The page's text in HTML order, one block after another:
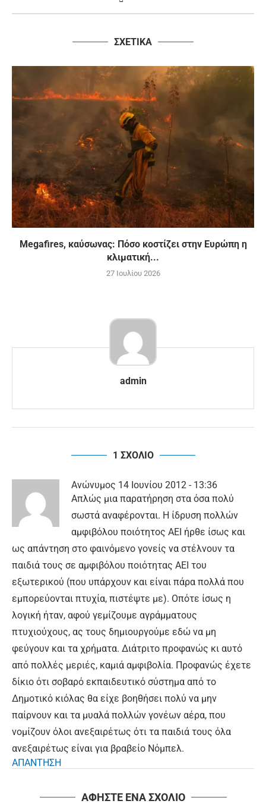
ΣΧΕΤΙΚΑ
Megafires, καύσωνας: Πόσο κοστίζει στην Ευρώπη η
κλιματική...
27 Ιουλίου 2026
admin
1 ΣΧΟΛΙΟ
Ανώνυμος 14 Ιουνίου 2012 - 13:36
Απλώς μια παρατήρηση στα όσα πολύ
σωστά αναφέρονται. Η ίδρυση πολλών
αμφιβόλου ποιότητος ΑΕΙ ήρθε ίσως και
ως απάντηση στο φαινόμενο γονείς να στέλνουν τα
παιδιά τους σε αμφιβόλου ποιότητας ΑΕΙ του
εξωτερικού (που υπάρχουν και είναι πάρα πολλά που
εμπορεύονται πτυχία, πιστέψτε με). Οπότε ίσως η
λογική ήταν, αφού γεμίζουμε αγράμματους
πτυχιούχους, ας τους δημιουργούμε εδώ να μη
φεύγουν και τα χρήματα. Διάτριτο προφανώς κι αυτό
από πολλές μεριές, καμιά αμφιβολία. Προφανώς έχετε
δίκιο ότι σοβαρό εκπαιδευτικό σύστημα από το
Δημοτικό κιόλας θα είχε βοηθήσει πολύ να μην
παίρνουν και τα μυαλά πολλών γονέων αέρα, που
νομίζουν όλοι ανεξαιρέτως ότι τα παιδιά τους όλα
ανεξαιρέτως είναι για βραβείο Νόμπελ.
ΑΠΑΝΤΗΣΗ
ΑΦΗΣΤΕ ΕΝΑ ΣΧΟΛΙΟ